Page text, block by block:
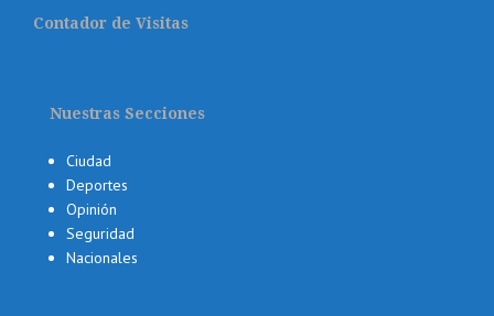
Contador de Visitas
Nuestras Secciones
Ciudad
Deportes
Opinión
Seguridad
Nacionales